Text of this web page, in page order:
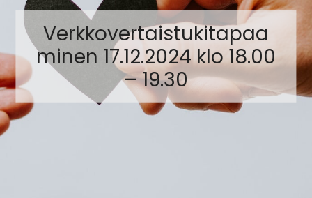
Verkkovertaistukitapaa
minen 17.12.2024 klo 18.00
– 19.30